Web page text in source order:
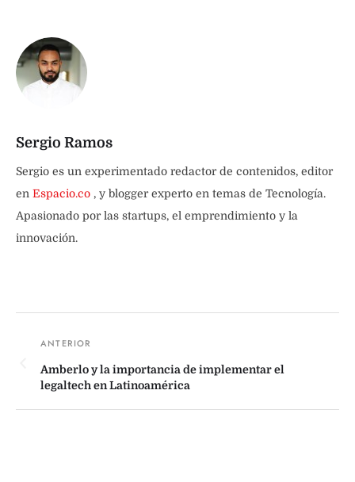
Sergio Ramos
Sergio es un experimentado redactor de contenidos, editor
en Espacio.co , y blogger experto en temas de Tecnología.
Apasionado por las startups, el emprendimiento y la
innovación.
Amberlo y la importancia de implementar el
legaltech en Latinoamérica